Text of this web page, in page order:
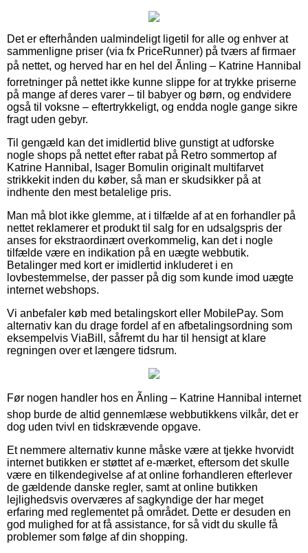
Det er efterhånden ualmindeligt ligetil for alle og enhver at
sammenligne priser (via fx PriceRunner) på tværs af firmaer
på nettet, og herved har en hel del Ãnling – Katrine Hannibal
forretninger på nettet ikke kunne slippe for at trykke priserne
på mange af deres varer – til babyer og børn, og endvidere
også til voksne – eftertrykkeligt, og endda nogle gange sikre
fragt uden gebyr.
Til gengæld kan det imidlertid blive gunstigt at udforske
nogle shops på nettet efter rabat på Retro sommertop af
Katrine Hannibal, Isager Bomulin originalt multifarvet
strikkekit inden du køber, så man er skudsikker på at
indhente den mest betalelige pris.
Man må blot ikke glemme, at i tilfælde af at en forhandler på
nettet reklamerer et produkt til salg for en udsalgspris der
anses for ekstraordinært overkommelig, kan det i nogle
tilfælde være en indikation på en uægte webbutik.
Betalinger med kort er imidlertid inkluderet i en
lovbestemmelse, der passer på dig som kunde imod uægte
internet webshops.
Vi anbefaler køb med betalingskort eller MobilePay. Som
alternativ kan du drage fordel af en afbetalingsordning som
eksempelvis ViaBill, såfremt du har til hensigt at klare
regningen over et længere tidsrum.
Før nogen handler hos en Ãnling – Katrine Hannibal internet
shop burde de altid gennemlæse webbutikkens vilkår, det er
dog uden tvivl en tidskrævende opgave.
Et nemmere alternativ kunne måske være at tjekke hvorvidt
internet butikken er støttet af e-mærket, eftersom det skulle
være en tilkendegivelse af at online forhandleren efterlever
de gældende danske regler, samt at online butikken
lejlighedsvis overværes af sagkyndige der har meget
erfaring med reglementet på området. Dette er desuden en
god mulighed for at få assistance, for så vidt du skulle få
problemer som følge af din shopping.